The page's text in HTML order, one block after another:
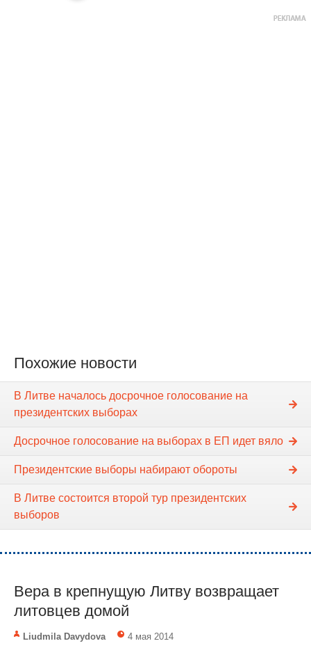
Похожие новости
В Литве началось досрочное голосование на
президентских выборах
Досрочное голосование на выборах в ЕП идет вяло
Президентские выборы набирают обороты
В Литве состоится второй тур президентских
выборов
Вера в крепнущую Литву возвращает
литовцев домой
Liudmila Davydova 4 мая 2014